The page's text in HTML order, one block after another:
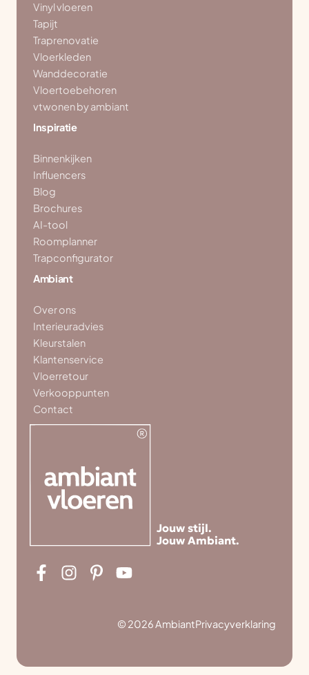
Vinyl vloeren
Tapijt
Traprenovatie
Vloerkleden
Wanddecoratie
Vloertoebehoren
vtwonen by ambiant
Inspiratie
Binnenkijken
Influencers
Blog
Brochures
AI-tool
Roomplanner
Trapconfigurator
Ambiant
Over ons
Interieuradvies
Kleurstalen
Klantenservice
Vloerretour
Verkooppunten
Contact
Jouw stijl.
Jouw Ambiant.
© 2026 AmbiantPrivacyverklaring